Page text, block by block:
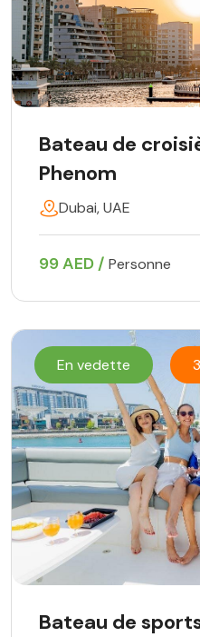
Bateau de
Phenom
Dubai, UAE
99 AED / Personne
En vedette
Bateau de